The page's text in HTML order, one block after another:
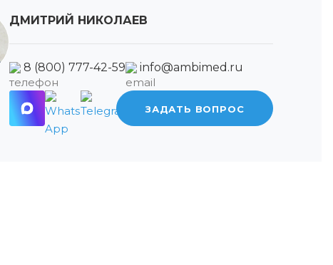
ДМИТРИЙ НИКОЛАЕВ
8 (800) 777-42-59 info@ambimed.ru
ЗАДАТЬ ВОПРОС